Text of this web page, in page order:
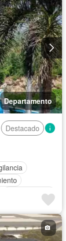
Departamento
Destacado
Zonas verdes